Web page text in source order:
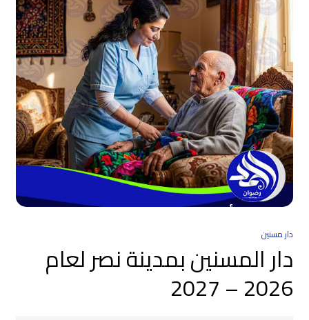
دار مسنين
دار المسنين بمدينة نصر لعام
2026 – 2027